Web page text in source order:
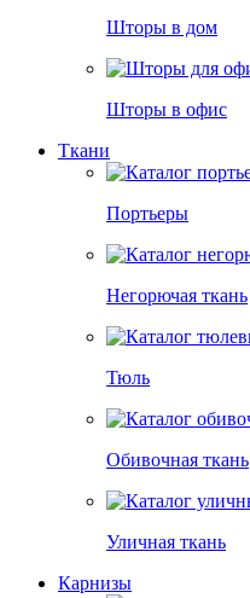
Шторы в дом
Шторы в офис
Ткани
Портьеры
Негорючая ткань
Тюль
Обивочная ткань
Уличная ткань
Карнизы